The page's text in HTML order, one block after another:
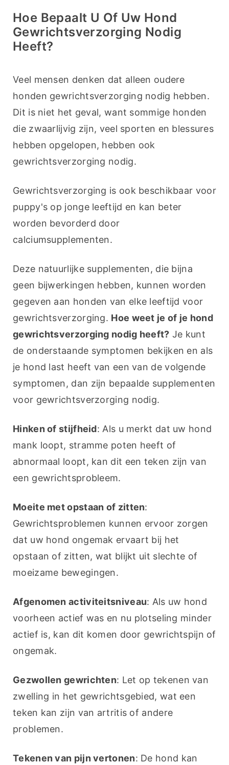
Hoe Bepaalt U Of Uw Hond
Gewrichtsverzorging Nodig
Heeft?
Veel mensen denken dat alleen oudere
honden gewrichtsverzorging nodig hebben.
Dit is niet het geval, want sommige honden
die zwaarlijvig zijn, veel sporten en blessures
hebben opgelopen, hebben ook
gewrichtsverzorging nodig.
Gewrichtsverzorging is ook beschikbaar voor
puppy's op jonge leeftijd en kan beter
worden bevorderd door
calciumsupplementen.
Deze natuurlijke supplementen, die bijna
geen bijwerkingen hebben, kunnen worden
gegeven aan honden van elke leeftijd voor
gewrichtsverzorging. Hoe weet je of je hond
gewrichtsverzorging nodig heeft? Je kunt
de onderstaande symptomen bekijken en als
je hond last heeft van een van de volgende
symptomen, dan zijn bepaalde supplementen
voor gewrichtsverzorging nodig.
Hinken of stijfheid: Als u merkt dat uw hond
mank loopt, stramme poten heeft of
abnormaal loopt, kan dit een teken zijn van
een gewrichtsprobleem.
Moeite met opstaan of zitten:
Gewrichtsproblemen kunnen ervoor zorgen
dat uw hond ongemak ervaart bij het
opstaan of zitten, wat blijkt uit slechte of
moeizame bewegingen.
Afgenomen activiteitsniveau: Als uw hond
voorheen actief was en nu plotseling minder
actief is, kan dit komen door gewrichtspijn of
ongemak.
Gezwollen gewrichten: Let op tekenen van
zwelling in het gewrichtsgebied, wat een
teken kan zijn van artritis of andere
problemen.
Tekenen van pijn vertonen: De hond kan